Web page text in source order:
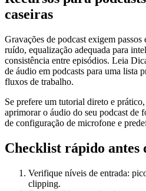
caseiras
Gravações de podcast exigem
ruído, equalização adequada para
consistência entre episódios. Leia
de áudio em podcasts para uma lista
fluxos de trabalho.
Se prefere um tutorial direto e
aprimorar o áudio do seu podcast de
de configuração de microfone e
Checklist rápido antes
Verifique níveis de entrada:
clipping.